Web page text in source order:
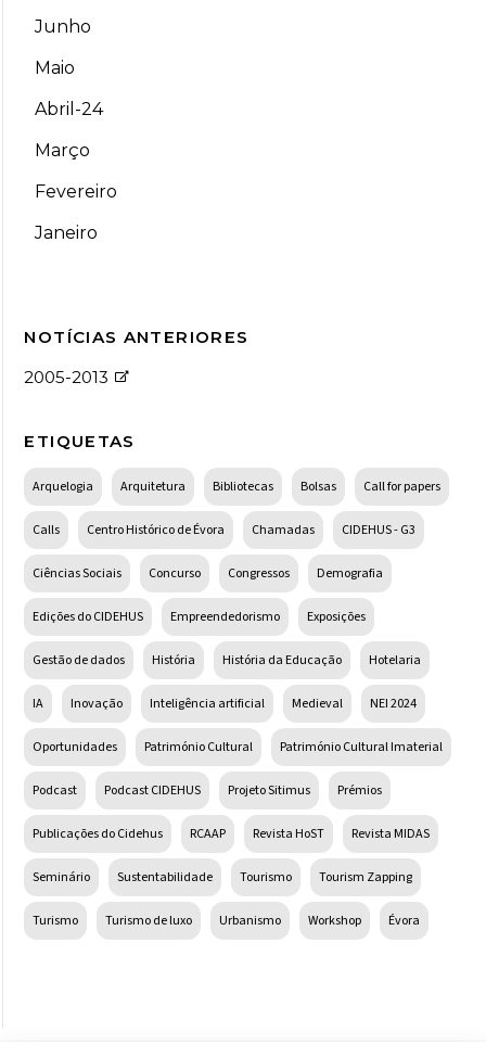
Junho
Maio
Abril-24
Março
Fevereiro
Janeiro
NOTÍCIAS ANTERIORES
2005-2013
ETIQUETAS
Arquelogia Arquitetura Bibliotecas Bolsas Call for papers
Calls Centro Histórico de Évora Chamadas CIDEHUS - G3
Ciências Sociais Concurso Congressos Demografia
Edições do CIDEHUS Empreendedorismo Exposições
Gestão de dados História História da Educação Hotelaria
IA Inovação Inteligência artificial Medieval NEI 2024
Oportunidades Património Cultural Património Cultural Imaterial
Podcast Podcast CIDEHUS Projeto Sitimus Prémios
Publicações do Cidehus RCAAP Revista HoST Revista MIDAS
Seminário Sustentabilidade Tourismo Tourism Zapping
Turismo Turismo de luxo Urbanismo Workshop Évora